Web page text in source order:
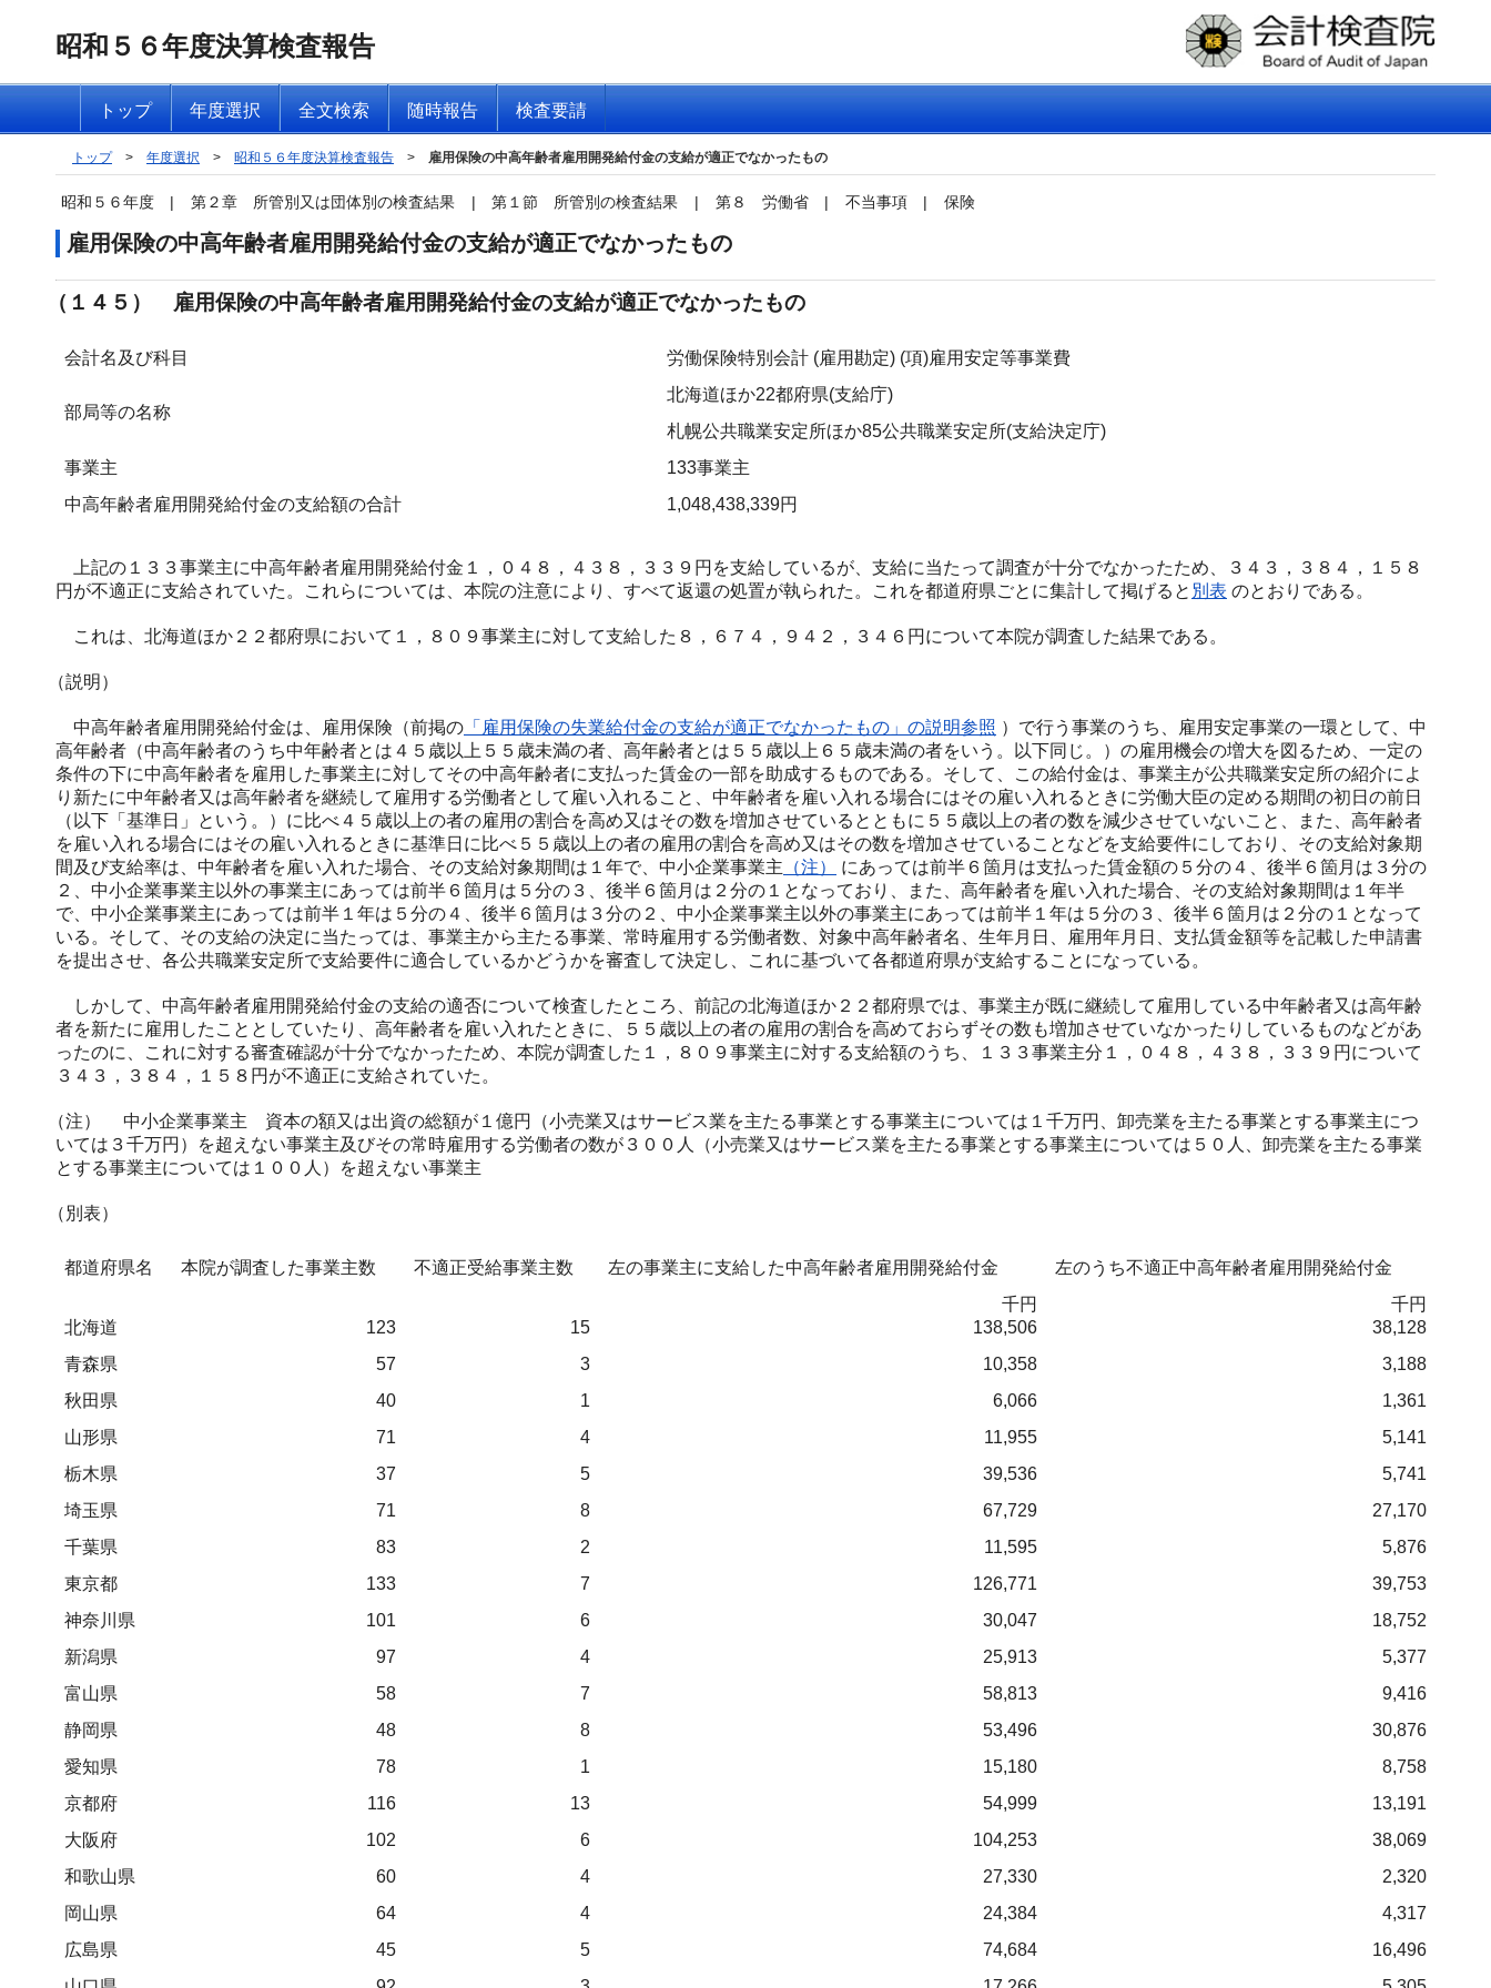
昭和５６年度決算検査報告
トップ 年度選択 全文検索 随時報告 検査要請
トップ > 年度選択 > 昭和５６年度決算検査報告 > 雇用保険の中高年齢者雇用開発給付金の支給が適正でなかったもの
昭和５６年度 | 第２章 所管別又は団体別の検査結果 | 第１節 所管別の検査結果 | 第８ 労働省 | 不当事項 | 保険
雇用保険の中高年齢者雇用開発給付金の支給が適正でなかったもの
（１４５） 雇用保険の中高年齢者雇用開発給付金の支給が適正でなかったもの
会計名及び科目 労働保険特別会計 (雇用勘定) (項)雇用安定等事業費
部局等の名称
北海道ほか22都府県(支給庁)
札幌公共職業安定所ほか85公共職業安定所(支給決定庁)
事業主
133事業主
中高年齢者雇用開発給付金の支給額の合計
1,048,438,339円
上記の１３３事業主に中高年齢者雇用開発給付金１，０４８，４３８，３３９円を支給しているが、支給に当たって調査が十分でなかったため、３４３，３８４，１５８
円が不適正に支給されていた。これらについては、本院の注意により、すべて返還の処置が執られた。これを都道府県ごとに集計して掲げると 別表 のとおりである。
これは、北海道ほか２２都府県において１，８０９事業主に対して支給した８，６７４，９４２，３４６円について本院が調査した結果である。
（説明）
中高年齢者雇用開発給付金は、雇用保険（前掲の 「雇用保険の失業給付金の支給が適正でなかったもの」の説明参照 ）で行う事業のうち、雇用安定事業の一環として、中
高年齢者（中高年齢者のうち中年齢者とは４５歳以上５５歳未満の者、高年齢者とは５５歳以上６５歳未満の者をいう。以下同じ。）の雇用機会の増大を図るため、一定の
条件の下に中高年齢者を雇用した事業主に対してその中高年齢者に支払った賃金の一部を助成するものである。そして、この給付金は、事業主が公共職業安定所の紹介によ
り新たに中年齢者又は高年齢者を継続して雇用する労働者として雇い入れること、中年齢者を雇い入れる場合にはその雇い入れるときに労働大臣の定める期間の初日の前日
（以下「基準日」という。）に比べ４５歳以上の者の雇用の割合を高め又はその数を増加させているとともに５５歳以上の者の数を減少させていないこと、また、高年齢者
を雇い入れる場合にはその雇い入れるときに基準日に比べ５５歳以上の者の雇用の割合を高め又はその数を増加させていることなどを支給要件にしており、その支給対象期
間及び支給率は、中年齢者を雇い入れた場合、その支給対象期間は１年で、中小企業事業主 （注）
にあっては前半６箇月は支払った賃金額の５分の４、後半６箇月は３分の
２、中小企業事業主以外の事業主にあっては前半６箇月は５分の３、後半６箇月は２分の１となっており、また、高年齢者を雇い入れた場合、その支給対象期間は１年半
で、中小企業事業主にあっては前半１年は５分の４、後半６箇月は３分の２、中小企業事業主以外の事業主にあっては前半１年は５分の３、後半６箇月は２分の１となって
いる。そして、その支給の決定に当たっては、事業主から主たる事業、常時雇用する労働者数、対象中高年齢者名、生年月日、雇用年月日、支払賃金額等を記載した申請書
を提出させ、各公共職業安定所で支給要件に適合しているかどうかを審査して決定し、これに基づいて各都道府県が支給することになっている。
しかして、中高年齢者雇用開発給付金の支給の適否について検査したところ、前記の北海道ほか２２都府県では、事業主が既に継続して雇用している中年齢者又は高年齢
者を新たに雇用したこととしていたり、高年齢者を雇い入れたときに、５５歳以上の者の雇用の割合を高めておらずその数も増加させていなかったりしているものなどがあ
ったのに、これに対する審査確認が十分でなかったため、本院が調査した１，８０９事業主に対する支給額のうち、１３３事業主分１，０４８，４３８，３３９円について
３４３，３８４，１５８円が不適正に支給されていた。
（注）
中小企業事業主 資本の額又は出資の総額が１億円（小売業又はサービス業を主たる事業とする事業主については１千万円、卸売業を主たる事業とする事業主につ
いては３千万円）を超えない事業主及びその常時雇用する労働者の数が３００人（小売業又はサービス業を主たる事業とする事業主については５０人、卸売業を主たる事業
とする事業主については１００人）を超えない事業主
（別表）
都道府県名 本院が調査した事業主数 不適正受給事業主数 左の事業主に支給した中高年齢者雇用開発給付金 左のうち不適正中高年齢者雇用開発給付金
北海道 123 15
千円
138,506
千円
38,128
青森県
57 3 10,358
3,188
秋田県
40 1 6,066
1,361
山形県
71 4 11,955
5,141
栃木県
37 5 39,536
5,741
埼玉県
71 8 67,729
27,170
千葉県
83 2 11,595
5,876
東京都
133 7 126,771
39,753
神奈川県
101 6 30,047
18,752
新潟県
97 4 25,913
5,377
富山県
58 7 58,813
9,416
静岡県
48 8 53,496
30,876
愛知県
78 1 15,180
8,758
京都府
116 13 54,999
13,191
大阪府
102 6 104,253
38,069
和歌山県
60 4 27,330
2,320
岡山県
64 4 24,384
4,317
広島県
45 5 74,684
16,496